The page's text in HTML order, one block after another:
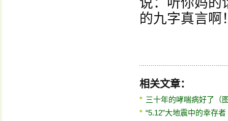
说：听你妈的
的九字真言啊
相关文章：
三十年的哮喘病好了（
“5.12”大地震中的幸存